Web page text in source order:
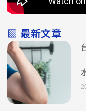
▧ 最新文章